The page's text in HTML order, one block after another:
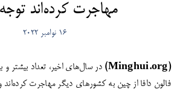
مهاجرت کرده‌اند
16 نوامبر 2022
(Minghui.org)
در سال‌های اخیر، تعداد بیشتر و
فالون دافا از چین به کشورهای دیگر مهاجرت کرده‌اند